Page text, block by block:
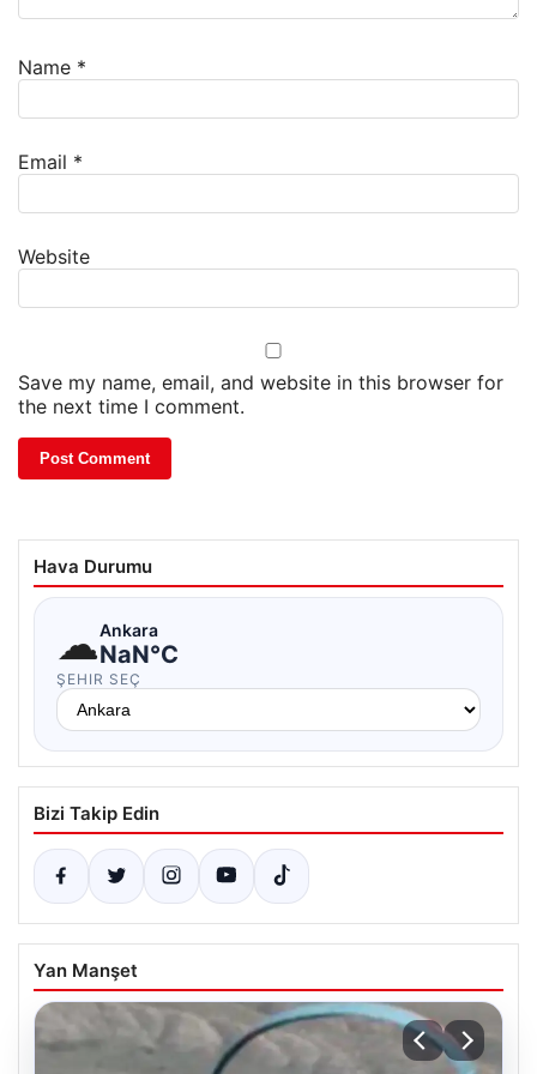
Name *
Email *
Website
Save my name, email, and website in this browser for
the next time I comment.
Hava Durumu
☁Ankara
NaN°C
ŞEHIR SEÇ
Bizi Takip Edin
Yan Manşet